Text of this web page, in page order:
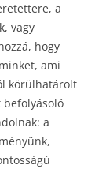
a
vagy
hogy
ami
körülhatárolt
a